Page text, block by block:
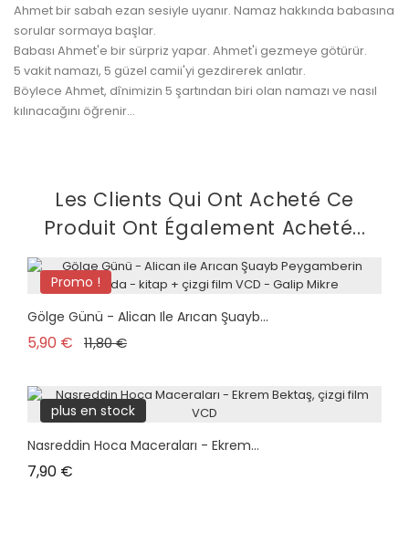
Ahmet bir sabah ezan sesiyle uyanır. Namaz hakkında babasına
sorular sormaya başlar.
Babası Ahmet'e bir sürpriz yapar. Ahmet'i gezmeye götürür.
5 vakit namazı, 5 güzel camii'yi gezdirerek anlatır.
Böylece Ahmet, dînimizin 5 şartından biri olan namazı ve nasıl
kılınacağını öğrenir...
Les Clients Qui Ont Acheté Ce
Produit Ont Également Acheté...
Promo !
plus en stock
Gölge Günü - Alican Ile Arıcan Şuayb...
5,90 € Prix de base
11,80 €Prix
plus en stock
Nasreddin Hoca Maceraları - Ekrem...
7,90 €